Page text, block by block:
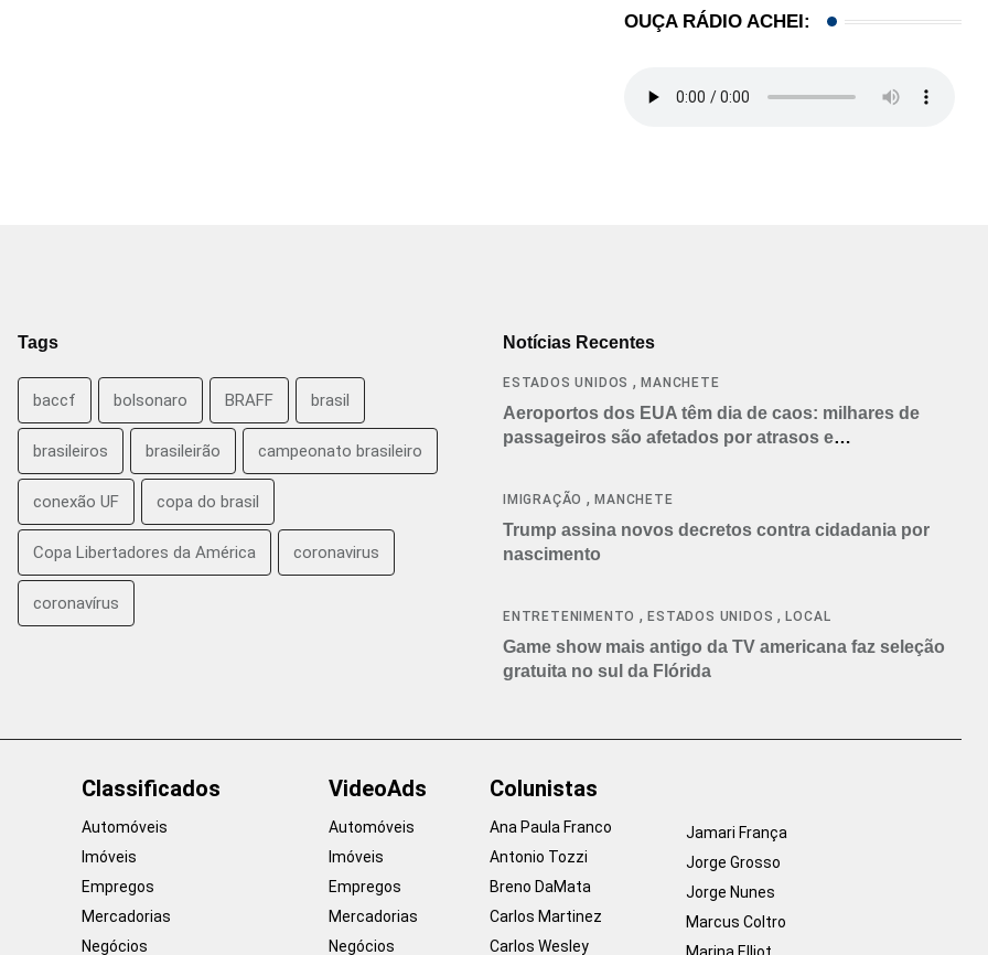
OUÇA RÁDIO ACHEI:
Tags
baccf bolsonaro BRAFF brasil
brasileiros brasileirão campeonato brasileiro
conexão UF copa do brasil
Copa Libertadores da América coronavirus
coronavírus
Notícias Recentes
ESTADOS UNIDOS ,MANCHETE
Aeroportos dos EUA têm dia de caos: milhares de
passageiros são afetados por atrasos e
IMIGRAÇÃO ,MANCHETE
Trump assina novos decretos contra cidadania por
nascimento
ENTRETENIMENTO ,ESTADOS UNIDOS ,LOCAL
Game show mais antigo da TV americana faz seleção
gratuita no sul da Flórida
Classificados
Automóveis
Imóveis
Empregos
Mercadorias
Negócios
VideoAds
Automóveis
Imóveis
Empregos
Mercadorias
Negócios
Colunistas
Ana Paula Franco
Antonio Tozzi
Breno DaMata
Carlos Martinez
Carlos Wesley
Jamari França
Jorge Grosso
Jorge Nunes
Marcus Coltro